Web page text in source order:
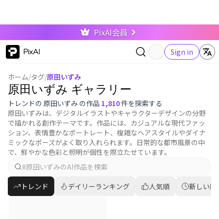
PixAI会員
PixAI Sign in
ホーム/タグ/原田いずみ
原田いずみ ギャラリー
トレンドの 原田いずみ の作品 1,810件を探索する
原田いずみは、デジタルイラストやキャラクターデザインの分野
で描かれる創作テーマです。作品には、カジュアルな現代ファッ
ション、表情豊かなポートレート、複雑なヘアスタイルやダイナ
ミックなポーズがよく取り入れられます。日常的な都市風景の中
で、鮮やかな色彩と照明が個性を際立たせています。
トレンド デイリーランキング 人気順 新しい順